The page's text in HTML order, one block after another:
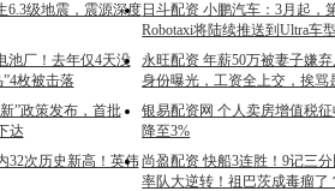
6.3级地震，震源深度日斗配资 小鹏汽车：3月起，
Robotaxi将陆续推送到Ultra车
池厂！去年仅4天没
枚被击落
永旺配资 年薪50万被妻子嫌
身份曝光，工资全上交，挨骂
”政策发布，首批
达
银易配资网 个人卖房增值税
降至3%
32次历史新高！英伟尚盈配资 快船3连胜！9记三
率队大逆转！祖巴茨成毒瘤了